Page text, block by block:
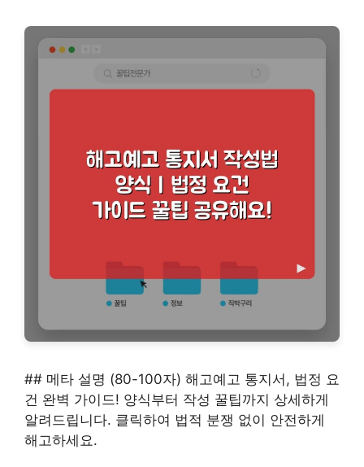
## 메타 설명 (80-100자) 해고예고 통지서, 법정 요
건 완벽 가이드! 양식부터 작성 꿀팁까지 상세하게
알려드립니다. 클릭하여 법적 분쟁 없이 안전하게
해고하세요.